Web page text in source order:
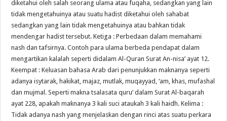
diketahui oleh salah seorang ulama atau fuqaha, sedangkan yang lain
tidak mengetahuinya atau suatu hadist diketahui oleh sahabat
sedangkan yang lain tidak mengetahuinya atau bahkan tidak
mendengar hadist tersebut. Ketiga : Perbedaan dalam memahami
nash dan tafsirnya. Contoh para ulama berbeda pendapat dalam
mengartikan kalalah seperti didalam Al-Quran Surat An-nisa’ ayat 12.
Keempat : Keluasan bahasa Arab dari penunjukkan maknanya seperti
adanya isytarak, hakikat, majaz, mutlak, muqayyad, ‘am, khas, mufashal
dan mujmal. Seperti makna tsalasata quru’ dalam Surat Al-baqarah
ayat 228, apakah maknanya 3 kali suci ataukah 3 kali haidh. Kelima :
Tidak adanya nash yang menjelaskan dengan rinci atas suatu perkara